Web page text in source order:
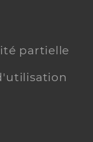
partielle